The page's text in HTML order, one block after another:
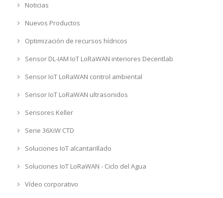
Noticias
Nuevos Productos
Optimización de recursos hídricos
Sensor DL-IAM IoT LoRaWAN interiores Decentlab
Sensor IoT LoRaWAN control ambiental
Sensor IoT LoRaWAN ultrasonidos
Sensores Keller
Serie 36XiW CTD
Soluciones IoT alcantarillado
Soluciones IoT LoRaWAN - Ciclo del Agua
Vídeo corporativo